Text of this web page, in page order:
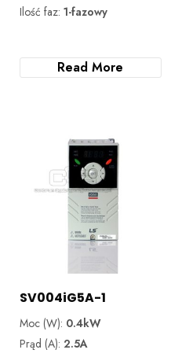
Ilość faz: 1-fazowy
Read More
SV004iG5A-1
Moc (W): 0.4kW
Prąd (A): 2.5A